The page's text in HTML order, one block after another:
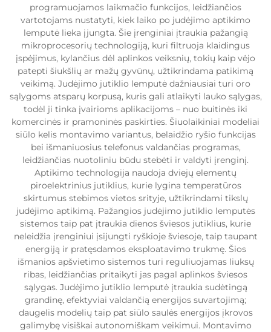
programuojamos laikmačio funkcijos, leidžiančios
vartotojams nustatyti, kiek laiko po judėjimo aptikimo
lemputė lieka įjungta. Šie įrenginiai įtraukia pažangią
mikroprocesorių technologiją, kuri filtruoja klaidingus
įspėjimus, kylančius dėl aplinkos veiksnių, tokių kaip vėjo
patepti šiukšlių ar mažų gyvūnų, užtikrindama patikimą
veikimą. Judėjimo jutiklio lemputė dažniausiai turi oro
sąlygoms atsparų korpusą, kuris gali atlaikyti lauko sąlygas,
todėl ji tinka įvairioms aplikacijoms – nuo buitinės iki
komercinės ir pramoninės paskirties. Šiuolaikiniai modeliai
siūlo kelis montavimo variantus, belaidžio ryšio funkcijas
bei išmaniuosius telefonus valdančias programas,
leidžiančias nuotoliniu būdu stebėti ir valdyti įrenginį.
Aptikimo technologija naudoja dviejų elementų
piroelektrinius jutiklius, kurie lygina temperatūros
skirtumus stebimos vietos srityje, užtikrindami tikslų
judėjimo aptikimą. Pažangios judėjimo jutiklio lemputės
sistemos taip pat įtraukia dienos šviesos jutiklius, kurie
neleidžia įrenginiui įsijungti ryškioje šviesoje, taip taupant
energiją ir pratęsdamos eksploatavimo trukmę. Šios
išmanios apšvietimo sistemos turi reguliuojamas liuksų
ribas, leidžiančias pritaikyti jas pagal aplinkos šviesos
sąlygas. Judėjimo jutiklio lemputė įtraukia sudėtingą
grandinę, efektyviai valdančią energijos suvartojimą;
daugelis modelių taip pat siūlo saulės energijos įkrovos
galimybę visiškai autonomiškam veikimui. Montavimo